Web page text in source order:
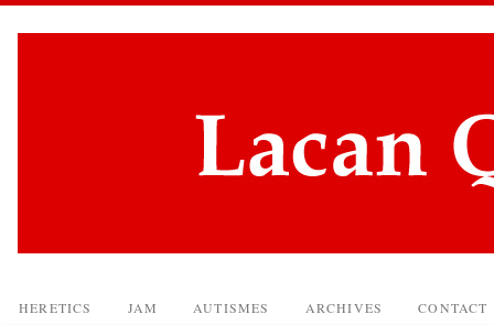
HERETICS JAM AUTISMES ARCHIVES CONTACT